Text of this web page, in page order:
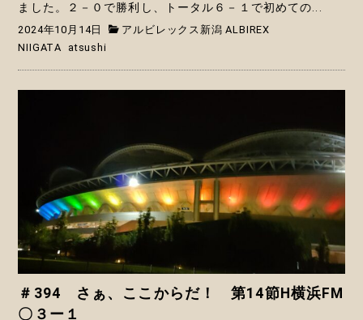
ました。２－０で勝利し、トータル６－１で初めての...
2024年10月14日
アルビレックス新潟 ALBIREX
NIIGATA
atsushi
＃394 さぁ、ここからだ！ 第14節H横浜FM
〇３ー１